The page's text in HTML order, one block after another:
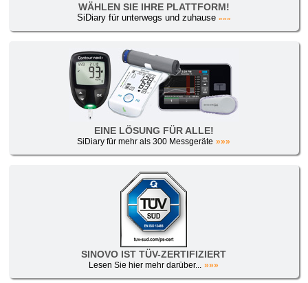
WÄHLEN SIE IHRE PLATTFORM!
SiDiary für unterwegs und zuhause »»»
EINE LÖSUNG FÜR ALLE!
SiDiary für mehr als 300 Messgeräte »»»
SINOVO IST TÜV-ZERTIFIZIERT
Lesen Sie hier mehr darüber... »»»